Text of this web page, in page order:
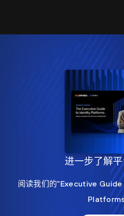
进一步了解
阅读我们的"Executive